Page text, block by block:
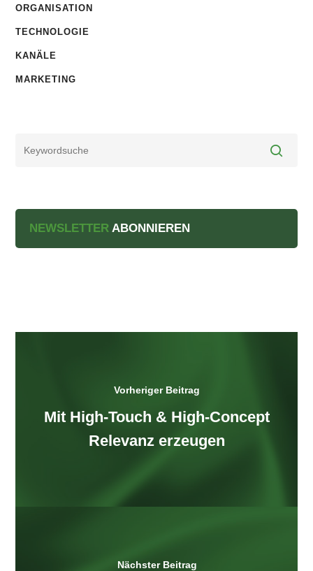
ORGANISATION
TECHNOLOGIE
KANÄLE
MARKETING
NEWSLETTER ABONNIEREN
Vorheriger Beitrag
Mit High-Touch & High-Concept
Relevanz erzeugen
Nächster Beitrag